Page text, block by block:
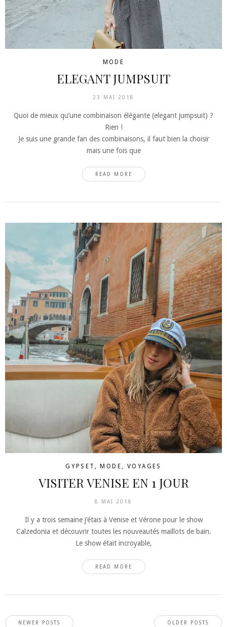
MODE
ELEGANT JUMPSUIT
23 MAI 2018
Quoi de mieux qu’une combinaison élégante (elegant jumpsuit) ?
Rien !
Je suis une grande fan des combinaisons, il faut bien la choisir
mais une fois que
READ MORE
GYPSET , MODE, VOYAGES
VISITER VENISE EN 1 JOUR
8 MAI 2018
Il y a trois semaine j’étais à Venise et Vérone pour le show
Calzedonia et découvrir toutes les nouveautés maillots de bain.
Le show était incroyable,
READ MORE
OLDER POSTS
NEWER POSTS